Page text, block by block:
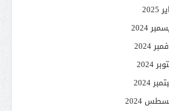
2024
2024
2024
2024
2024